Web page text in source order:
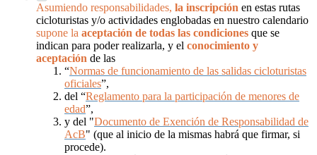
Asumiendo responsabilidades, la inscripción en estas rutas
cicloturistas y/o actividades englobadas en nuestro calendario
supone la aceptación de todas las condiciones que se
indican para poder realizarla, y el conocimiento y
aceptación de las
“Normas de funcionamiento de las salidas cicloturistas
oficiales”,
del “Reglamento para la participación de menores de
edad”,
y del "Documento de Exención de Responsabilidad de
AcB" (que al inicio de la mismas habrá que firmar, si
procede).